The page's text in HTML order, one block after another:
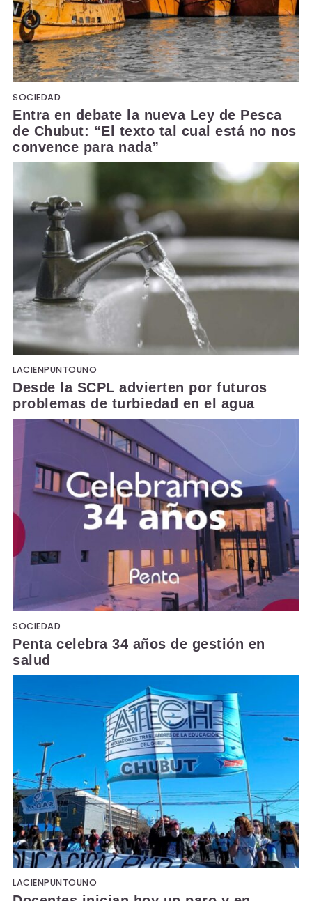
SOCIEDAD
Entra en debate la nueva Ley de Pesca
de Chubut: “El texto tal cual está no nos
convence para nada”
LACIENPUNTOUNO
Desde la SCPL advierten por futuros
problemas de turbiedad en el agua
SOCIEDAD
Penta celebra 34 años de gestión en
salud
LACIENPUNTOUNO